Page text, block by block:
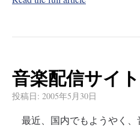
音楽配信サイト
投稿日: 2005年5月30日
最近、国内でもようやく、